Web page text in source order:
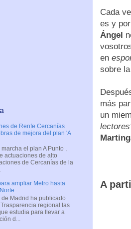
Cada
es y
Ángel
en
sobre
más
un
A
de Renfe Cercanías
de mejora del plan 'A
el plan A Punto ,
actuaciones de alto
de Cercanías de la
ampliar Metro hasta
de Madrid ha publicado
regional las
estudia para llevar a
d...